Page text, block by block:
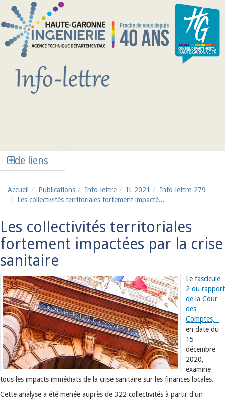
Aller au contenu principal
de liens
Accueil Publications Info-lettre IL 2021
Info-lettre-279
Les collectivités territoriales fortement impacté...
Les collectivités territoriales
fortement impactées par la crise
sanitaire
Le fascicule
2 du rapport
de la Cour
des
Comptes,
en date du
15
décembre
2020,
examine
tous les impacts immédiats de la crise sanitaire sur les finances locales.
Cette analyse a été menée auprès de 322 collectivités à partir d'un